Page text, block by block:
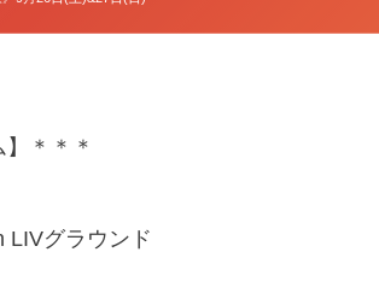
＊＊＊
グラウンド